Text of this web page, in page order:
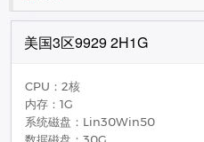
美国3区9929 2H1G
CPU：2核
内存：1G
系统磁盘：Lin30Win50